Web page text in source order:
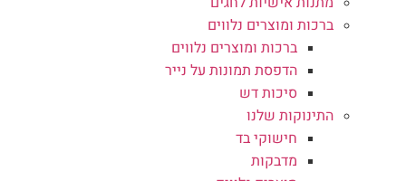
ברכות ומוצרים נלווים
ברכות ומוצרים נלווים
הדפסת תמונות על נייר
סיכות דש
התינוקות שלנו
חישוקי בד
מדבקות